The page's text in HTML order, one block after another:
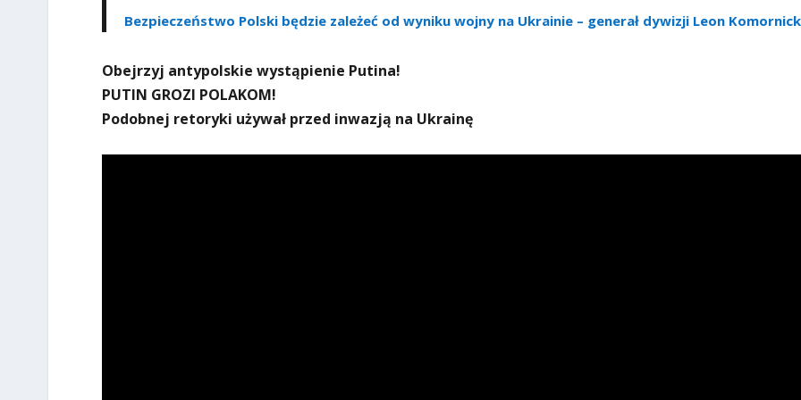
Bezpieczeństwo Polski będzie zależeć od wyniku wojny na Ukrainie – generał dywizji Leon
Obejrzyj antypolskie wystąpienie Putina!
PUTIN GROZI POLAKOM!
Podobnej retoryki używał przed inwazją na Ukrainę